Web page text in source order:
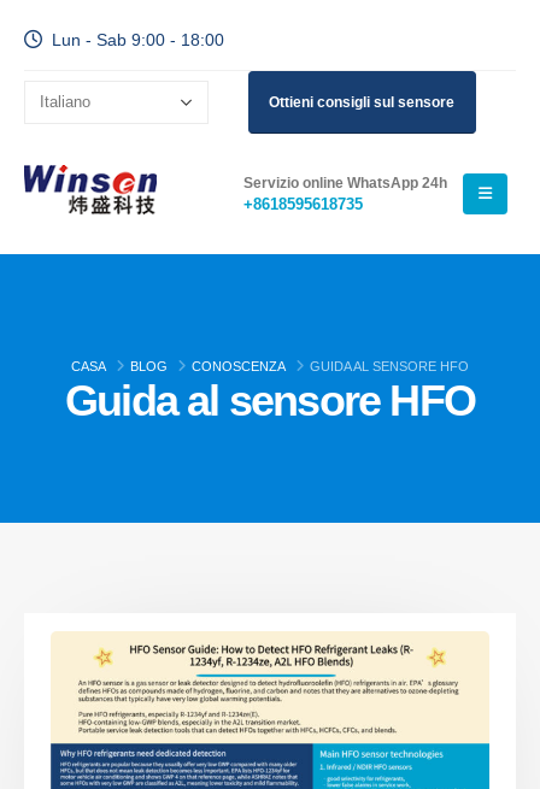
Lun - Sab 9:00 - 18:00
Ottieni consigli sul sensore
Servizio online WhatsApp 24h
+8618595618735
CASA BLOG CONOSCENZA GUIDA AL SENSORE HFO
Guida al sensore HFO